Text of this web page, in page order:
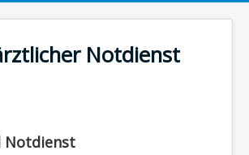
Notdienst
Notdienst